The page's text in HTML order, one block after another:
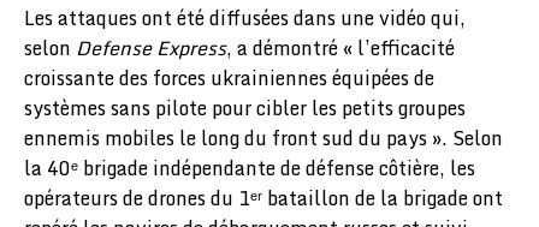
Les attaques ont été diffusées dans une vidéo qui,
selon Defense Express, a démontré « l’efficacité
croissante des forces ukrainiennes équipées de
systèmes sans pilote pour cibler les petits groupes
ennemis mobiles le long du front sud du pays ». Selon
la 40ᵉ brigade indépendante de défense côtière, les
opérateurs de drones du 1ᵉʳ bataillon de la brigade ont